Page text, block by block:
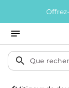
Offrez-vous la